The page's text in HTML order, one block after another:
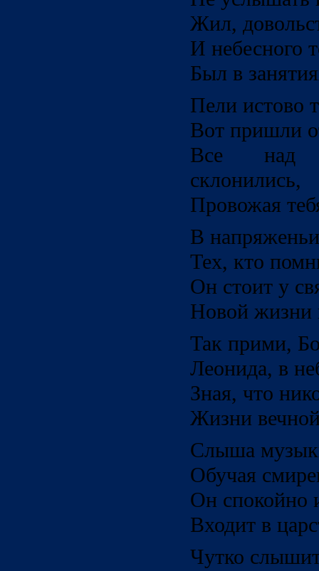
Жил,
И небесного
Был в
Пели истово
Вот пришли
Все над
склонились,
Провожая
В
Тех, кто
Он стоит у
Новой жизни
Так прими,
Леонида, в
Зная, что
Жизни
Слыша
Обучая
Он спокойно
Входит в
Чутко